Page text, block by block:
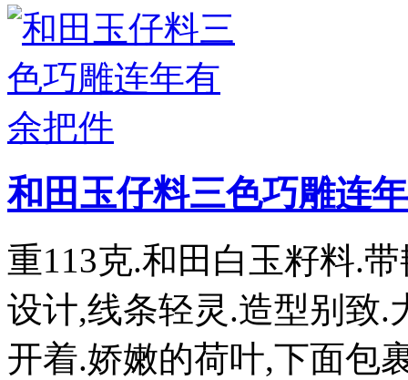
和田玉仔料三色巧雕连
重113克.和田白玉籽料.
设计,线条轻灵.造型别致.
开着.娇嫩的荷叶,下面包